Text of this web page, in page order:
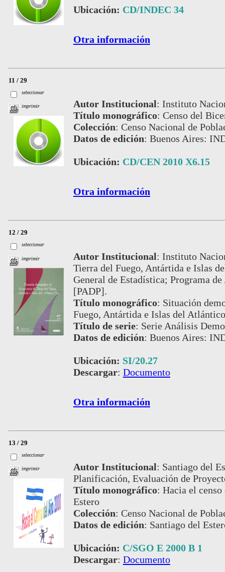
Ubicación: CD/INDEC 34
Otra información
11 / 29
seleccionar
imprimir Autor Institucional: Instituto
Título monográfico: Censo del
Colección: Censo Nacional de
Datos de edición: Buenos Aires:
Ubicación: CD/CEN 2010 X6.15
Otra información
12 / 29
seleccionar
imprimir Autor Institucional: Instituto
Tierra del Fuego, Antártida e Islas
General de Estadística; Programa
[PADP].
Título monográfico: Situación
Fuego, Antártida e Islas del
Título de serie: Serie Análisis
Datos de edición: Buenos Aires:
Ubicación: SI/20.27
Descargar: Documento
Otra información
13 / 29
seleccionar
imprimir Autor Institucional: Santiago del
Planificación, Evaluación de
Título monográfico: Hacia el
Estero
Colección: Censo Nacional de
Datos de edición: Santiago del
Ubicación: C/SGO E 2000 B 1
Descargar: Documento